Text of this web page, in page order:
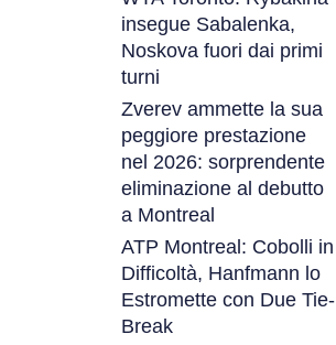
insegue Sabalenka,
Noskova fuori dai primi
turni
Zverev ammette la sua
peggiore prestazione
nel 2026: sorprendente
eliminazione al debutto
a Montreal
ATP Montreal: Cobolli in
Difficoltà, Hanfmann lo
Estromette con Due Tie-
Break